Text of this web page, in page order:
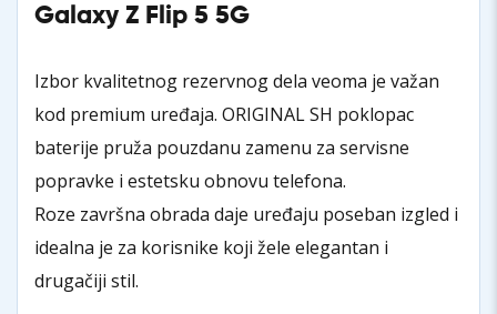
Galaxy Z Flip 5 5G
Izbor kvalitetnog rezervnog dela veoma je važan
kod premium uređaja. ORIGINAL SH poklopac
baterije pruža pouzdanu zamenu za servisne
popravke i estetsku obnovu telefona.
Roze završna obrada daje uređaju poseban izgled i
idealna je za korisnike koji žele elegantan i
drugačiji stil.